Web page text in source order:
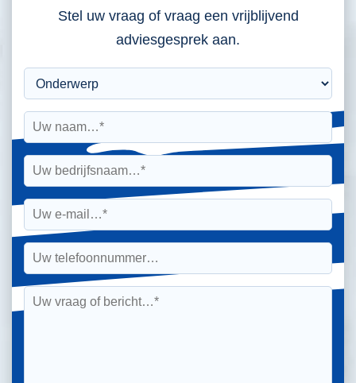
Stel uw vraag of vraag een vrijblijvend
adviesgesprek aan.